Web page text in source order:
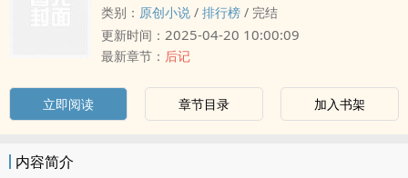
类别： 原创小说 / 排行榜 / 完结
更新时间： 2025-04-20 10:00:09
最新章节： 后记
立即阅读 章节目录 加入书架
内容简介